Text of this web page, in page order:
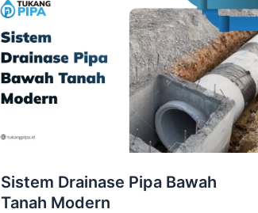
Sistem Drainase Pipa Bawah
Tanah Modern